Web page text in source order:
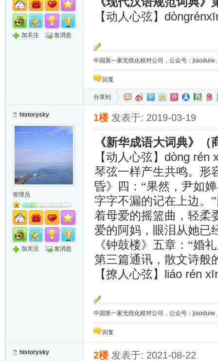
加关注 发消息
【动人心弦】
中国第一家无纸化校对公司，公众号：
回复
分享到
historysky
管理员
加关注 发消息
1楼 发表于: 2019-03-19
《新华成语大词典》（
【动人心弦】 dòng rén
琴弦一样产生共鸣。形
昏》四：“果然，尹如
字字不漏的记在上边。
着母爱的摇篮曲，轻
爱的阿妈，眼泪从她已
《钟鼓楼》五章：“婚
第三篇通讯，散文诗般
【撩人心弦】 liáo rén
中国第一家无纸化校对公司，公众号：
回复
historysky 2楼 发表于: 2021-08-22